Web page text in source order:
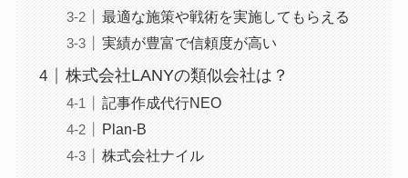
最適な施策や戦術を実施してもらえる
実績が豊富で信頼度が高い
株式会社LANYの類似会社は？
記事作成代行NEO
Plan-B
株式会社ナイル